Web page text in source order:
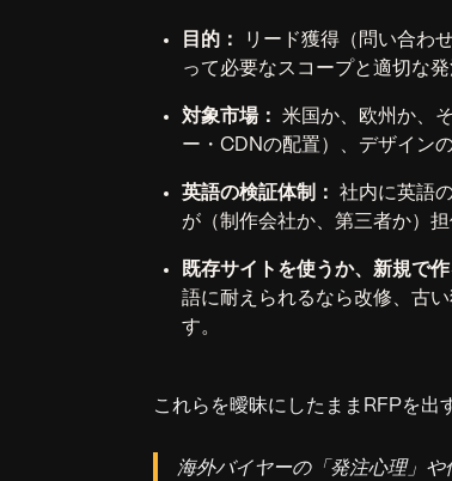
目的：
リード獲得（問い合わ
って必要なスコープと適切な発
対象市場：
米国か、欧州か、
ー・CDNの配置）、デザイン
英語の検証体制：
社内に英語
が（制作会社か、第三者か）
既存サイトを使うか、新規で作
語に耐えられるなら改修、古
す。
これらを曖昧にしたままRFPを出
海外バイヤーの「発注心理」